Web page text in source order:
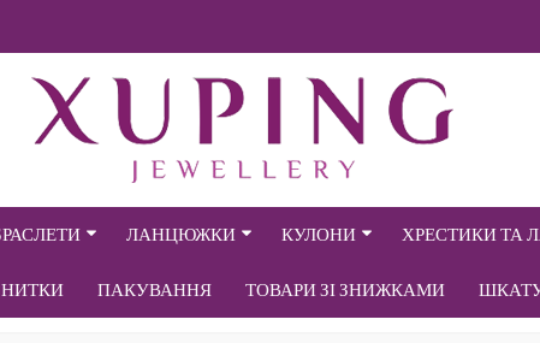
ЛАНЦЮЖКИ КУЛОНИ ХРЕСТИКИ ТА
НИТКИ ПАКУВАННЯ ТОВАРИ ЗІ ЗНИЖКАМИ